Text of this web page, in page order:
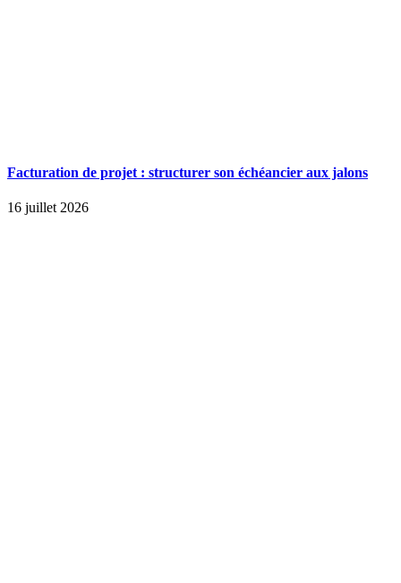
Facturation de projet : structurer son échéancier aux jalons
16 juillet 2026